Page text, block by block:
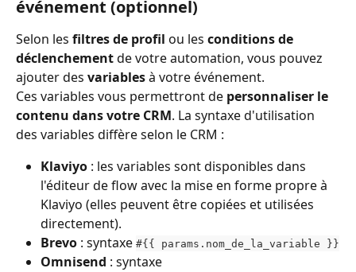
événement (optionnel)
Selon les filtres de profil ou les conditions de
déclenchement de votre automation, vous pouvez
ajouter des variables à votre événement.
Ces variables vous permettront de personnaliser le
contenu dans votre CRM. La syntaxe d'utilisation
des variables diffère selon le CRM :
Klaviyo : les variables sont disponibles dans
l'éditeur de flow avec la mise en forme propre à
Klaviyo (elles peuvent être copiées et utilisées
directement).
Brevo : syntaxe #{{ params.nom_de_la_variable }}
Omnisend : syntaxe